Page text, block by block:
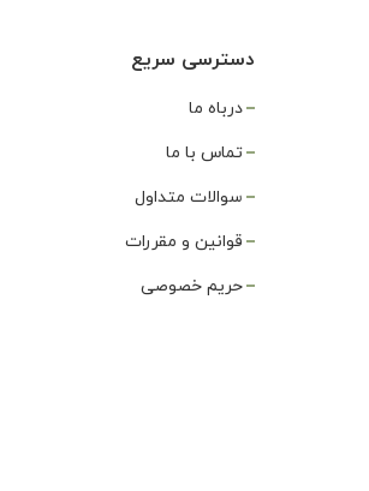
دسترسی سریع
درباه ما
تماس با ما
سوالات متداول
قوانین و مقررات
حریم خصوصی